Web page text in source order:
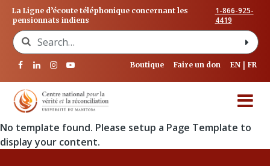
La Ligne d’écoute téléphonique concernant les
pensionnats indiens
1-866-925-
4419
Search for:
Boutique Faire un don EN FR
No template found. Please setup a Page Template to
display your content.